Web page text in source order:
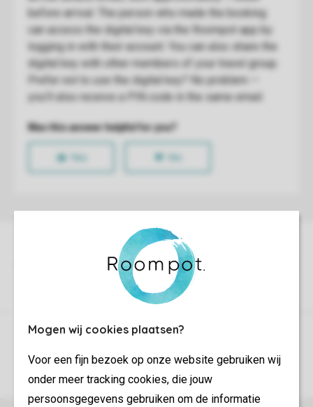
Mogen wij cookies plaatsen?
Voor een fijn bezoek op onze website gebruiken wij
onder meer tracking cookies, die jouw
persoonsgegevens gebruiken om de informatie
Control over your own privacy
More info and preferences